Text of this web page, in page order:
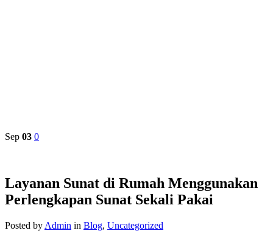
Sep 03 0
Layanan Sunat di Rumah Menggunakan
Perlengkapan Sunat Sekali Pakai
Posted by Admin in Blog, Uncategorized